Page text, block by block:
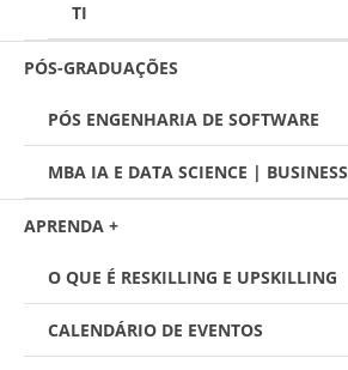
TI
PÓS-GRADUAÇÕES
PÓS ENGENHARIA DE SOFTWARE
MBA IA E DATA SCIENCE | BUSINESS
APRENDA +
O QUE É RESKILLING E UPSKILLING
CALENDÁRIO DE EVENTOS